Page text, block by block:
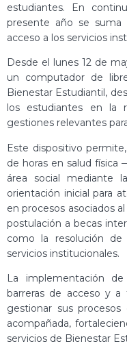
estudiantes. En
presente año se
acceso a los servicios
Desde el lunes 12 de
un computador de
Bienestar Estudiantil,
los estudiantes en la
gestiones relevantes
Este dispositivo
de horas en salud
área social mediante
orientación inicial para
en procesos asociados
postulación a becas
como la resolución de
servicios institucionales.
La implementación
barreras de acceso y a
gestionar sus
acompañada,
servicios de Bienestar